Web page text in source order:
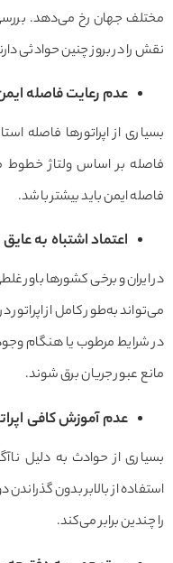
مختلف جهان رخ می‌دهد.
نقش را در بروز چنین حوادثی
عدم رعایت فاصله
بسیاری از اپراتورها فاصله
فاصله بر اساس ولتاژ خطوط
فاصله ایمن باید بیشتر باشد.
اعتماد اشتباه به
در ایران و برخی کشورها باور
می‌تواند به‌طور کامل از
در شرایط مرطوب یا هنگام
مانع عبور جریان برق شوند.
عدم آموزش کافی
بسیاری از حوادث به دلیل
استفاده از بالابر بدون
را چندین برابر می‌کند.